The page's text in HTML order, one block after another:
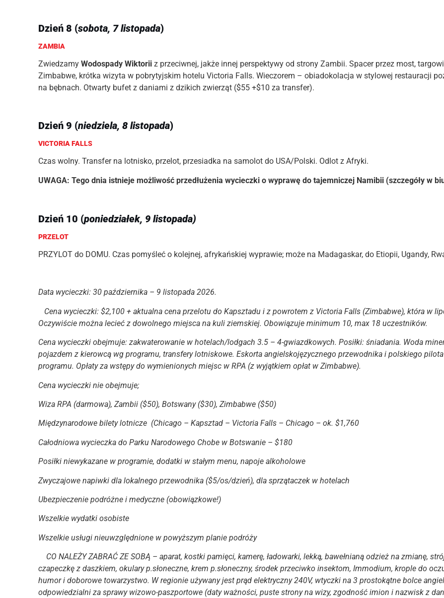
Dzień 8 (sobota, 7 listopada)
ZAMBIA
ZwiedzamyWodospady Wiktorii z przeciwnej, jakże innej perspektywy od strony Zambii. Spacer przez most,
Zimbabwe, krótka wizyta w pobrytyjskim hotelu Victoria Falls. Wieczorem – obiadokolacja w stylowej restauracji
na bębnach. Otwarty bufet z daniami z dzikich zwierząt ($55 +$10 za transfer).
Dzień 9 (niedziela, 8 listopada)
VICTORIA FALLS
Czas wolny. Transfer na lotnisko, przelot, przesiadka na samolot do USA/Polski. Odlot z Afryki.
UWAGA: Tego dnia istnieje możliwość przedłużenia wycieczki o wyprawę do tajemniczej Namibii (szczegóły w
Dzień 10 (poniedziałek, 9 listopada)
PRZELOT
PRZYLOT do DOMU. Czas pomyśleć o kolejnej, afrykańskiej wyprawie; może na Madagaskar, do Etiopii, Ugandy,
Data wycieczki: 30 października – 9 listopada 2026.
Cena wycieczki: $2,100 + aktualna cena przelotu do Kapsztadu i z powrotem z Victoria Falls (Zimbabwe), która w
Oczywiście można lecieć z dowolnego miejsca na kuli ziemskiej. Obowiązuje minimum 10, max 18 uczestników.
Cena wycieczki obejmuje: zakwaterowanie w hotelach/lodgach 3.5 – 4-gwiazdkowych. Posiłki: śniadania. Woda
pojazdem z kierowcą wg programu, transfery lotniskowe. Eskorta angielskojęzycznego przewodnika i polskiego
programu. Opłaty za wstępy do wymienionych miejsc w RPA (z wyjątkiem opłat w Zimbabwe).
Cena wycieczki nie obejmuje;
Wiza RPA (darmowa), Zambii ($50), Botswany ($30), Zimbabwe ($50)
Międzynarodowe bilety lotnicze (Chicago – Kapsztad – Victoria Falls – Chicago – ok. $1,760
Całodniowa wycieczka do Parku Narodowego Chobe w Botswanie – $180
Posiłki niewykazane w programie, dodatki w stałym menu, napoje alkoholowe
Zwyczajowe napiwki dla lokalnego przewodnika ($5/os/dzień), dla sprzątaczek w hotelach
Ubezpieczenie podróżne i medyczne (obowiązkowe!)
Wszelkie wydatki osobiste
Wszelkie usługi nieuwzględnione w powyższym planie podróży
CO NALEŻY ZABRAĆ ZE SOBĄ – aparat, kostki pamięci, kamerę, ładowarki, lekką, bawełnianą odzież na zmianę,
czapeczkę z daszkiem, okulary p.słoneczne, krem p.słoneczny, środek przeciwko insektom, Immodium, krople do
humor i doborowe towarzystwo. W regionie używany jest prąd elektryczny 240V, wtyczki na 3 prostokątne bolce
odpowiedzialni za sprawy wizowo-paszportowe (daty ważności, puste strony na wizy, zgodność imion i nazwisk z